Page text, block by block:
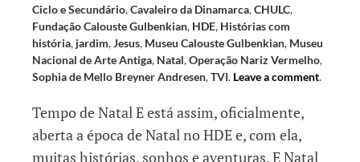
Ciclo e Secundário,Cavaleiro da Dinamarca,CHULC,
Fundação Calouste Gulbenkian, HDE, Histórias com
história, jardim,Jesus, Museu Calouste Gulbenkian, Museu
Nacional de Arte Antiga, Natal,Operação Nariz Vermelho,
Sophia de Mello Breyner Andresen,TVI. Leave a comment.
Tempo de Natal E está assim, oficialmente,
aberta a época de Natal no HDE e, com ela,
muitas histórias, sonhos e aventuras. E Natal